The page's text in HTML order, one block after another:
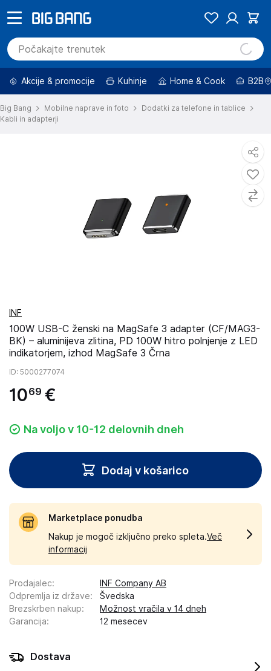
Akcije & promocije Kuhinje Home & Cook B2B
Big Bang Mobilne naprave in foto
Dodatki za telefone in tablice
Kabli in adapterji
INF
100W USB-C ženski na MagSafe 3 adapter (CF/MAG3-
BK) – aluminijeva zlitina, PD 100W hitro polnjenje z LED
indikatorjem, izhod MagSafe 3 Črna
ID: 5000277074
1069 €
Na voljo v 10-12 delovnih dneh
Dodaj v košarico
Marketplace ponudba
Nakup je mogoč izključno preko spleta.Več
informacij
Prodajalec:
INF Company AB
Odpremlja iz države:
Švedska
Brezskrben nakup:
Možnost vračila v 14 dneh
Garancija: 12 mesecev
Dostava